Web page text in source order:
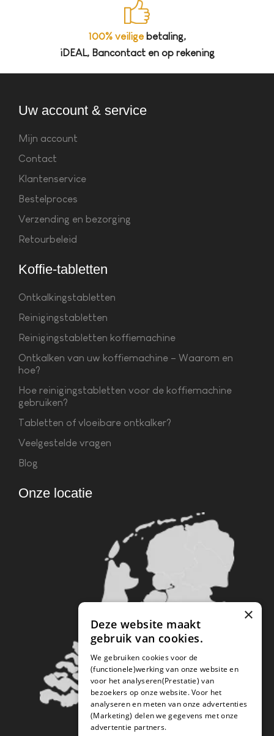
100% veiligebetaling,
iDEAL, Bancontact en op rekening
Uw account & service
Mijn account
Contact
Klantenservice
Bestelproces
Verzending en bezorging
Retourbeleid
Koffie-tabletten
Ontkalkingstabletten
Reinigingstabletten
Reinigingstabletten koffiemachine
Ontkalken van uw koffiemachine – Waarom en
hoe?
Hoe reinigingstabletten voor de koffiemachine
gebruiken?
Tabletten of vloeibare ontkalker?
Veelgestelde vragen
Blog
Onze locatie
×
Deze website maakt
gebruik van cookies.
We gebruiken cookies voor de
(functionele)werking van onze website en
voor het analyseren(Prestatie) van
bezoekers op onze website. Voor het
analyseren en meten van onze advertenties
(Marketing) delen we gegevens met onze
advertentie partners.